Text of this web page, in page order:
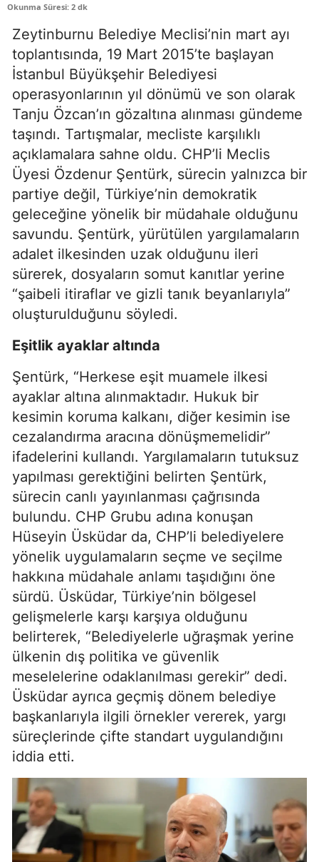
Okunma Süresi: 2 dk
Zeytinburnu Belediye Meclisi’nin mart ayı
toplantısında, 19 Mart 2015’te başlayan
İstanbul Büyükşehir Belediyesi
operasyonlarının yıl dönümü ve son olarak
Tanju Özcan’ın gözaltına alınması gündeme
taşındı. Tartışmalar, mecliste karşılıklı
açıklamalara sahne oldu. CHP’li Meclis
Üyesi Özdenur Şentürk, sürecin yalnızca bir
partiye değil, Türkiye’nin demokratik
geleceğine yönelik bir müdahale olduğunu
savundu. Şentürk, yürütülen yargılamaların
adalet ilkesinden uzak olduğunu ileri
sürerek, dosyaların somut kanıtlar yerine
“şaibeli itiraflar ve gizli tanık beyanlarıyla”
oluşturulduğunu söyledi.
Eşitlik ayaklar altında
Şentürk, “Herkese eşit muamele ilkesi
ayaklar altına alınmaktadır. Hukuk bir
kesimin koruma kalkanı, diğer kesimin ise
cezalandırma aracına dönüşmemelidir”
ifadelerini kullandı. Yargılamaların tutuksuz
yapılması gerektiğini belirten Şentürk,
sürecin canlı yayınlanması çağrısında
bulundu. CHP Grubu adına konuşan
Hüseyin Üsküdar da, CHP’li belediyelere
yönelik uygulamaların seçme ve seçilme
hakkına müdahale anlamı taşıdığını öne
sürdü. Üsküdar, Türkiye’nin bölgesel
gelişmelerle karşı karşıya olduğunu
belirterek, “Belediyelerle uğraşmak yerine
ülkenin dış politika ve güvenlik
meselelerine odaklanılması gerekir” dedi.
Üsküdar ayrıca geçmiş dönem belediye
başkanlarıyla ilgili örnekler vererek, yargı
süreçlerinde çifte standart uygulandığını
iddia etti.